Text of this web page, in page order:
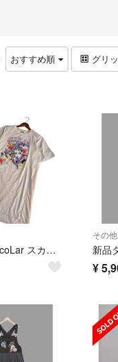
おすすめ順 グリ
未使用★ ScoLar スカラー 春夏 ロング グラフィック プリント チュール 切替 ワンピース Sz.M レディース
その他
¥